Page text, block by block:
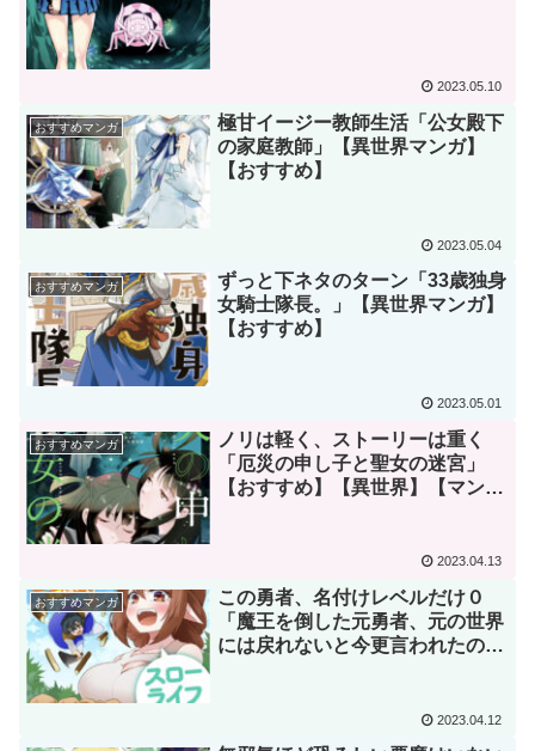
2023.05.10
おすすめマンガ
極甘イージー教師生活「公女殿下
の家庭教師」【異世界マンガ】
【おすすめ】
2023.05.04
おすすめマンガ
ずっと下ネタのターン「33歳独身
女騎士隊長。」【異世界マンガ】
【おすすめ】
2023.05.01
おすすめマンガ
ノリは軽く、ストーリーは重く
「厄災の申し子と聖女の迷宮」
【おすすめ】【異世界】【マン
2023.04.13
おすすめマンガ
この勇者、名付けレベルだけ０
「魔王を倒した元勇者、元の世界
には戻れないと今更言われたの
2023.04.12